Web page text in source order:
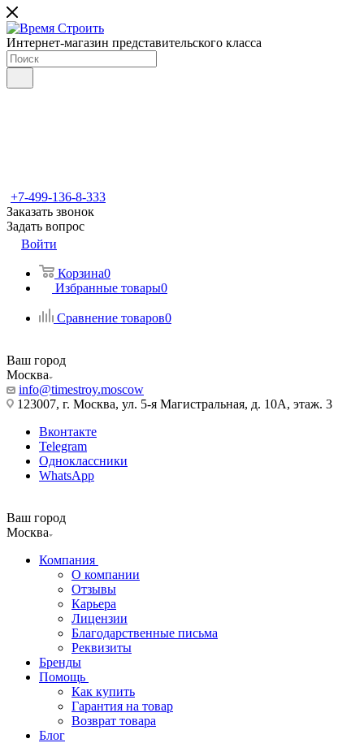
Интернет-магазин представительского класса
+7-499-136-8-333
Заказать звонок
Задать вопрос
Войти
Корзина0
Избранные товары0
Сравнение товаров0
Ваш город
Москва
info@timestroy.moscow
123007, г. Москва, ул. 5-я Магистральная, д. 10А, этаж. 3
Вконтакте
Telegram
Одноклассники
WhatsApp
Ваш город
Москва
Компания
О компании
Отзывы
Карьера
Лицензии
Благодарственные письма
Реквизиты
Бренды
Помощь
Как купить
Гарантия на товар
Возврат товара
Блог